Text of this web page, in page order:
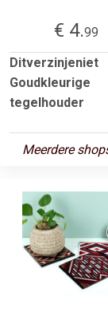
€ 4.99
Ditverzinjeniet
Goudkleurige
tegelhouder
Meerdere